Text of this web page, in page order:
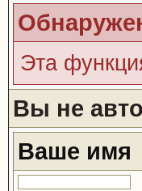
Эта
Вы не
Ваше имя